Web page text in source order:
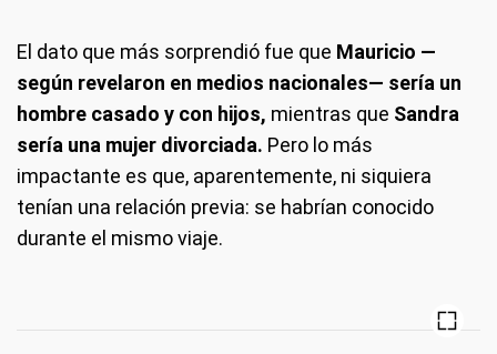
El dato que más sorprendió fue que Mauricio —
según revelaron en medios nacionales— sería un
hombre casado y con hijos, mientras que Sandra
sería una mujer divorciada. Pero lo más
impactante es que, aparentemente, ni siquiera
tenían una relación previa: se habrían conocido
durante el mismo viaje.